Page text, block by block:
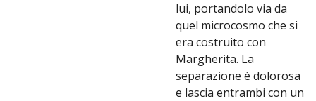
lui, portandolo via da
quel microcosmo che si
era costruito con
Margherita. La
separazione è dolorosa
e lascia entrambi con un